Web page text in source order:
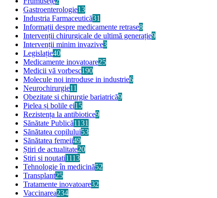
Gastroenterologie13
Industria Farmaceutică31
Informații despre medicamente retrase8
Intervenții chirurgicale de ultimă generație9
Intervenții minim invazive3
Legislație40
Medicamente inovatoare25
Medicii vă vorbesc190
Molecule noi introduse in industrie6
Neurochirurgie11
Obezitate si chirurgie bariatrică9
Pielea și bolile ei15
Rezistența la antibiotice9
Sănătate Publică1131
Sănătatea copilului53
Sănătatea femeii49
Știri de actualitate20
Stiri si noutati1113
Tehnologie în medicină52
Transplant25
Tratamente inovatoare32
Vaccinarea234